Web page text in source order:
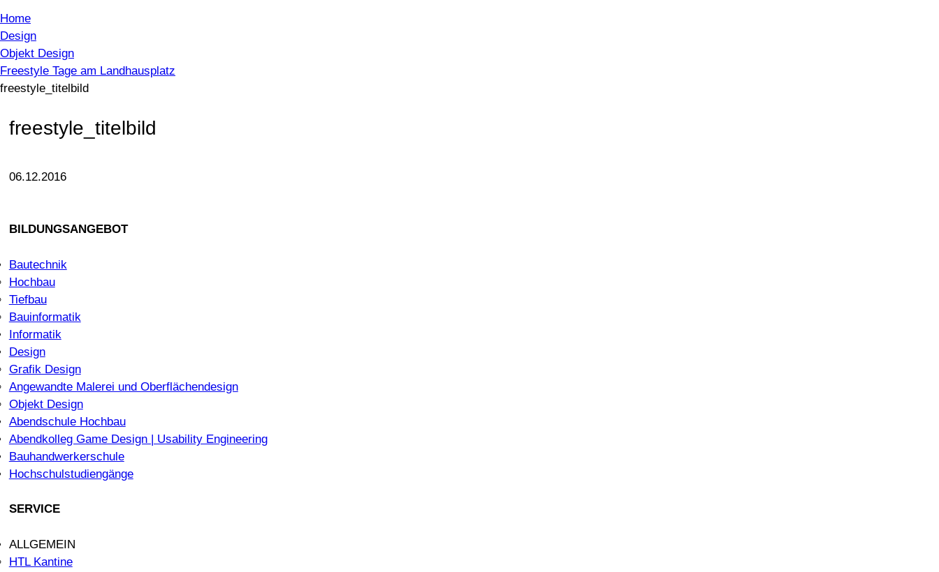
Home
Design
Objekt Design
Freestyle Tage am Landhausplatz
freestyle_titelbild
freestyle_titelbild
06.12.2016
BILDUNGSANGEBOT
Bautechnik
Hochbau
Tiefbau
Bauinformatik
Informatik
Design
Grafik Design
Angewandte Malerei und Oberflächendesign
Objekt Design
Abendschule Hochbau
Abendkolleg Game Design | Usability Engineering
Bauhandwerkerschule
Hochschulstudiengänge
SERVICE
ALLGEMEIN
HTL Kantine